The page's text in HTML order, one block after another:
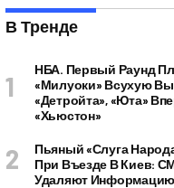
В Тренде
НБА. Первый Раунд
«Милуоки» Всухую
«Детройта», «Юта»
«Хьюстон»
Пьяный «слуга
При Въезде В Киев:
Удаляют